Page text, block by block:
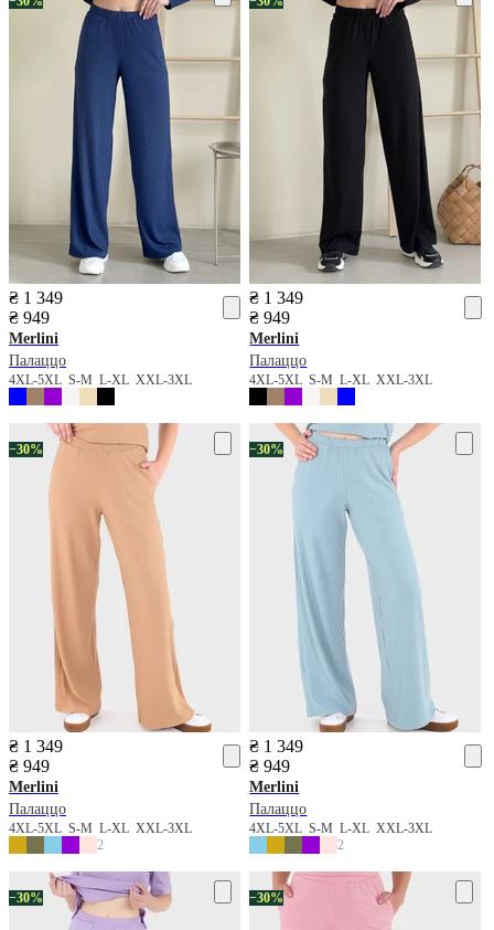
₴ 1 349
₴ 949
Merlini
Палаццо
4XL-5XL S-M L-XL XXL-3XL
₴ 1 349
₴ 949
Merlini
Палаццо
4XL-5XLS-ML-XLXXL-3XL
−30%
₴ 1 349
₴ 949
Merlini
Палаццо
4XL-5XL S-M L-XL XXL-3XL
2
−30%
₴ 1 349
₴ 949
Merlini
Палаццо
4XL-5XLS-ML-XLXXL-3XL
2
−30% −30%